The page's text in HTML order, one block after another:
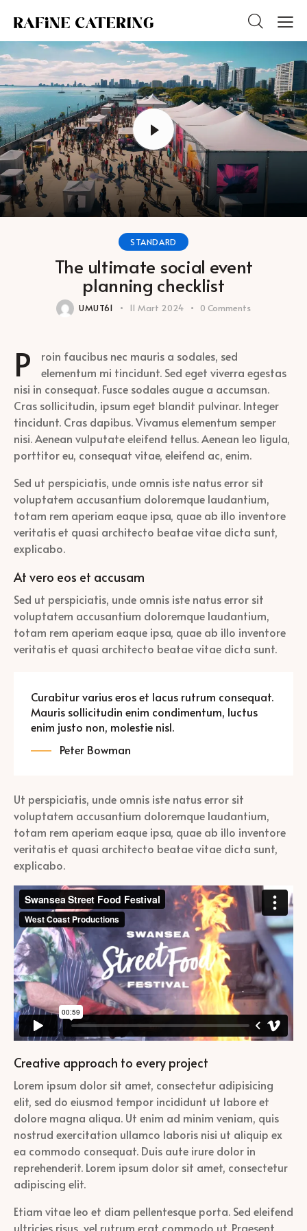
STANDARD
The ultimate social event
planning checklist
UMUT61 11 Mart 2024 0 Comments
P
roin faucibus nec mauris a sodales, sed
elementum mi tincidunt. Sed eget viverra egestas
nisi in consequat. Fusce sodales augue a accumsan.
Cras sollicitudin, ipsum eget blandit pulvinar. Integer
tincidunt. Cras dapibus. Vivamus elementum semper
nisi. Aenean vulputate eleifend tellus. Aenean leo ligula,
porttitor eu, consequat vitae, eleifend ac, enim.
Sed ut perspiciatis, unde omnis iste natus error sit
voluptatem accusantium doloremque laudantium,
totam rem aperiam eaque ipsa, quae ab illo inventore
veritatis et quasi architecto beatae vitae dicta sunt,
explicabo.
At vero eos et accusam
Sed ut perspiciatis, unde omnis iste natus error sit
voluptatem accusantium doloremque laudantium,
totam rem aperiam eaque ipsa, quae ab illo inventore
veritatis et quasi architecto beatae vitae dicta sunt.
Curabitur varius eros et lacus rutrum consequat.
Mauris sollicitudin enim condimentum, luctus
enim justo non, molestie nisl.
Peter Bowman
Ut perspiciatis, unde omnis iste natus error sit
voluptatem accusantium doloremque laudantium,
totam rem aperiam eaque ipsa, quae ab illo inventore
veritatis et quasi architecto beatae vitae dicta sunt,
explicabo.
Creative approach to every project
Lorem ipsum dolor sit amet, consectetur adipisicing
elit, sed do eiusmod tempor incididunt ut labore et
dolore magna aliqua. Ut enim ad minim veniam, quis
nostrud exercitation ullamco laboris nisi ut aliquip ex
ea commodo consequat. Duis aute irure dolor in
reprehenderit. Lorem ipsum dolor sit amet, consectetur
adipiscing elit.
Etiam vitae leo et diam pellentesque porta. Sed eleifend
ultricies risus, vel rutrum erat commodo ut. Praesent